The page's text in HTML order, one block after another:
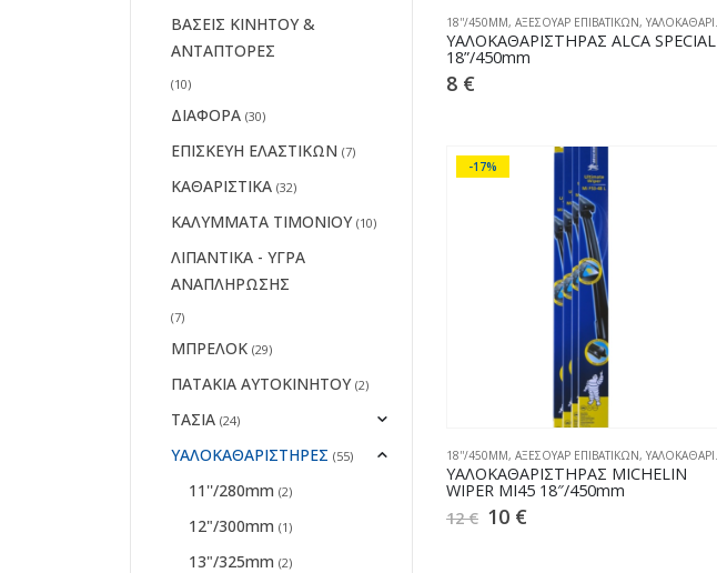
18''/450MM, ΑΞΕΣΟΥΑΡ ΕΠΙΒΑΤΙΚΩΝ, ΥΑΛΟΚΑΘΑΡΙΣΤΗΡΕΣ
ΥΑΛΟΚΑΘΑΡIΣΤΗΡΑΣ ALCA SPECIAL
18”/450mm
8 €
-17%
18''/450MM, ΑΞΕΣΟΥΑΡ ΕΠΙΒΑΤΙΚΩΝ, ΥΑΛΟΚΑΘΑΡΙΣΤΗΡΕΣ
ΥΑΛΟΚΑΘΑΡIΣΤΗΡΑΣ MICHELIN
WIPER MI45 18″/450mm
12€ 10 €
ΒΑΣΕΙΣ ΚΙΝΗΤΟΥ &
ΑΝΤΑΠΤΟΡΕΣ
(10)
ΔΙΑΦΟΡΑ (30)
ΕΠΙΣΚΕΥΗ ΕΛΑΣΤΙΚΩΝ (7)
ΚΑΘΑΡΙΣΤΙΚΑ (32)
ΚΑΛΥΜΜΑΤΑ ΤΙΜΟΝΙΟΥ (10)
ΛΙΠΑΝΤΙΚΑ - ΥΓΡΑ
ΑΝΑΠΛΗΡΩΣΗΣ
(7)
ΜΠΡΕΛΟΚ (29)
ΠΑΤΑΚΙΑ ΑΥΤΟΚΙΝΗΤΟΥ (2)
ΤΑΣΙΑ (24)
ΥΑΛΟΚΑΘΑΡΙΣΤΗΡΕΣ (55)
11''/280mm (2)
12"/300mm (1)
13"/325mm (2)